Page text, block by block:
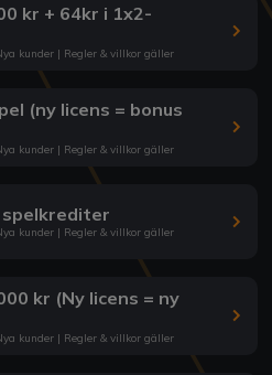
kr + 64kr i 1x2-
kunder | Regler & villkor gäller
(ny licens = bonus
kunder | Regler & villkor gäller
spelkrediter
kunder | Regler & villkor gäller
kr (Ny licens = ny
kunder | Regler & villkor gäller